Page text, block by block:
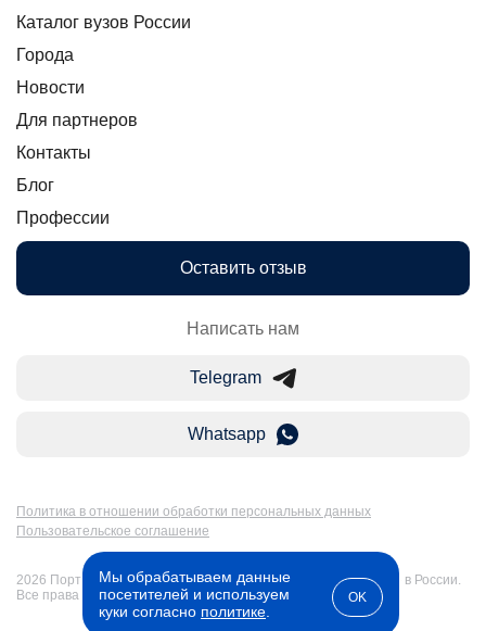
Каталог вузов России
Города
Новости
Для партнеров
Контакты
Блог
Профессии
Оставить отзыв
Написать нам
Telegram
Whatsapp
Политика в отношении обработки персональных данных
Пользовательское соглашение
2026 Портал Бакалавр-Магистр: дистанционное образование в России.
Все права защищены
Мы обрабатываем данные
посетителей и используем
куки согласно политике
OK